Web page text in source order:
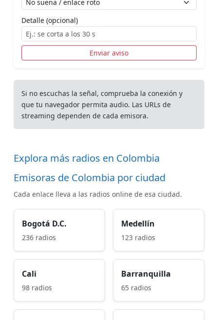
Detalle (opcional)
Enviar aviso
Si no escuchas la señal, comprueba la conexión y
que tu navegador permita audio. Las URLs de
streaming dependen de cada emisora.
Explora más radios en Colombia
Emisoras de Colombia por ciudad
Cada enlace lleva a las radios online de esa ciudad.
Bogotá D.C.
236 radios
Medellín
123 radios
Cali
98 radios
Barranquilla
65 radios